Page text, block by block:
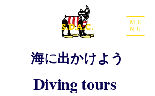
​S.D.A.C.
ME
NU
​海に出かけよう
​Diving tours